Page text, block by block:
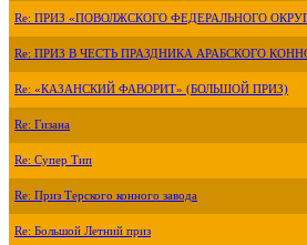
Re: ПРИЗ «ПОВОЛЖСКОГО ФЕДЕРАЛЬНОГО
Re: ПРИЗ В ЧЕСТЬ ПРАЗДНИКА АРАБСКОГО
Re: «КАЗАНСКИЙ ФАВОРИТ» (БОЛЬШОЙ ПРИЗ)
Re: Гизана
Re: Супер Тип
Re: Приз Терского конного завода
Re: Большой Летний приз